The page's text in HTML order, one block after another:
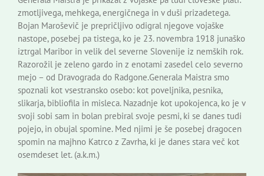
Koristne informacije
zmotljivega, mehkega, energičnega in v duši prizadetega.
Bojan Maroševič je prepričljivo odigral njegove vojaške
nastope, posebej pa tistega, ko je 23. novembra 1918 junaško
iztrgal Maribor in velik del severne Slovenije iz nemških rok.
Razorožil je zeleno gardo in z enotami zasedel celo severno
mejo – od Dravograda do Radgone.Generala Maistra smo
spoznali kot vsestransko osebo: kot poveljnika, pesnika,
slikarja, bibliofila in misleca. Nazadnje kot upokojenca, ko je v
svoji sobi sam in bolan prebiral svoje pesmi, ki se danes tudi
pojejo, in obujal spomine. Med njimi je še posebej dragocen
spomin na majhno Katrco z Zavrha, ki je danes stara več kot
osemdeset let. (a.k.m.)